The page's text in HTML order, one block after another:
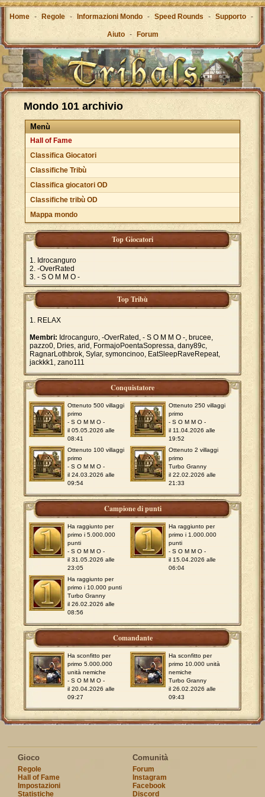
Home - Regole - Informazioni Mondo - Speed Rounds - Supporto -
Aiuto - Forum
Mondo 101 archivio
Menù
Hall of Fame
Classifica Giocatori
Classifiche Tribù
Classifica giocatori OD
Classifiche tribù OD
Mappa mondo
Top Giocatori
Idrocanguro
-OverRated
- S O M M O -
Top Tribù
RELAX
Membri: Idrocanguro, -OverRated, - S O M M O -, brucee,
pazzo0, Dries, arid, FormajoPoentaSopressa, dany89c,
RagnarLothbrok, Sylar, symoncinoo, EatSleepRaveRepeat,
jackkk1, zano111
Conquistatore
Ottenuto 500 villaggi
primo
- S O M M O -
il 05.05.2026 alle
08:41
Ottenuto 250 villaggi
primo
- S O M M O -
il 11.04.2026 alle
19:52
Ottenuto 100 villaggi
primo
- S O M M O -
il 24.03.2026 alle
09:54
Ottenuto 2 villaggi
primo
Turbo Granny
il 22.02.2026 alle
21:33
Campione di punti
Ha raggiunto per
primo i 5.000.000
punti
- S O M M O -
il 31.05.2026 alle
23:05
Ha raggiunto per
primo i 1.000.000
punti
- S O M M O -
il 15.04.2026 alle
06:04
Ha raggiunto per
primo i 10.000 punti
Turbo Granny
il 26.02.2026 alle
08:56
Comandante
Ha sconfitto per
primo 5.000.000
unità nemiche
- S O M M O -
il 20.04.2026 alle
09:27
Ha sconfitto per
primo 10.000 unità
nemiche
Turbo Granny
il 26.02.2026 alle
09:43
Gioco
Regole
Hall of Fame
Impostazioni
Statistiche
Comunità
Forum
Instagram
Facebook
Discord